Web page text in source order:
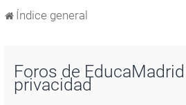
Índice general
Foros de
privacidad